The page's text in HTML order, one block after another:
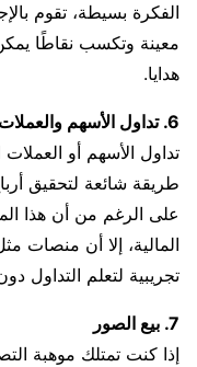
الفكرة بسيطة، تقوم
معينة وتكسب نقاطًا
هدايا.
6. تداول الأسهم والعملات الرقمية
تداول الأسهم أو العملات
طريقة شائعة لتحقيق
على الرغم من أن هذا
تجريبية لتعلم التداول
7. بيع الصور
إذا كنت تمتلك موهبة